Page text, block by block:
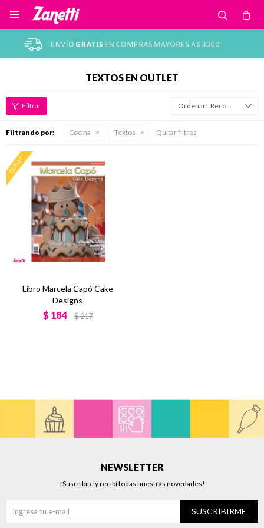

TEXTOS EN OUTLET
Recomendados
Filtrando por: Cocina Textos Quitar filtros
Libro Marcela Capó Cake
Designs
$ 184 $217
NEWSLETTER
¡Suscribite y recibí todas nuestras novedades!
SUSCRIBIRME